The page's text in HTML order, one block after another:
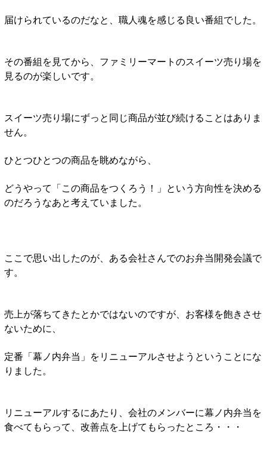
届けられているのだなと、職人魂を感じる良い番組でした。
その番組を見てから、ファミリーマートのスイーツ売り場を
見るのが楽しいです。
スイーツ売り場にずっと同じ商品が並び続けることはありま
せん。
ひとつひとつの商品を眺めながら、
どうやって「この商品をつくろう！」という方向性を決める
のだろうなあと考えていました。
ここで思い出したのが、ある会社さんでのお弁当開発会議で
す。
売上が落ちてきたとかではないのですが、お客様を飽きさせ
ないために、
定番「幕ノ内弁当」をリニューアルさせようということにな
りました。
リニューアルするにあたり、会社のメンバーに幕ノ内弁当を
食べてもらって、改善点を上げてもらったところ・・・